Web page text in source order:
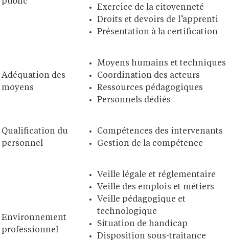
Exercice de la citoyenneté
Droits et devoirs de l’apprenti
Présentation à la certification
Adéquation des
moyens
Moyens humains et techniques
Coordination des acteurs
Ressources pédagogiques
Personnels dédiés
Qualification du
personnel
Compétences des intervenants
Gestion de la compétence
Environnement
professionnel
Veille légale et réglementaire
Veille des emplois et métiers
Veille pédagogique et
technologique
Situation de handicap
Disposition sous-traitance